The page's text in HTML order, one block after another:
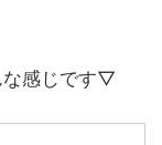
な感じです▽